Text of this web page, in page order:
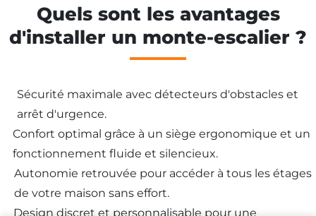
Quels sont les avantages
d'installer un monte-escalier ?
Sécurité maximale avec détecteurs d'obstacles et
arrêt d'urgence.
Confort optimal grâce à un siège ergonomique et un
fonctionnement fluide et silencieux.
Autonomie retrouvée pour accéder à tous les étages
de votre maison sans effort.
Design discret et personnalisable pour une
monte-escalier ?